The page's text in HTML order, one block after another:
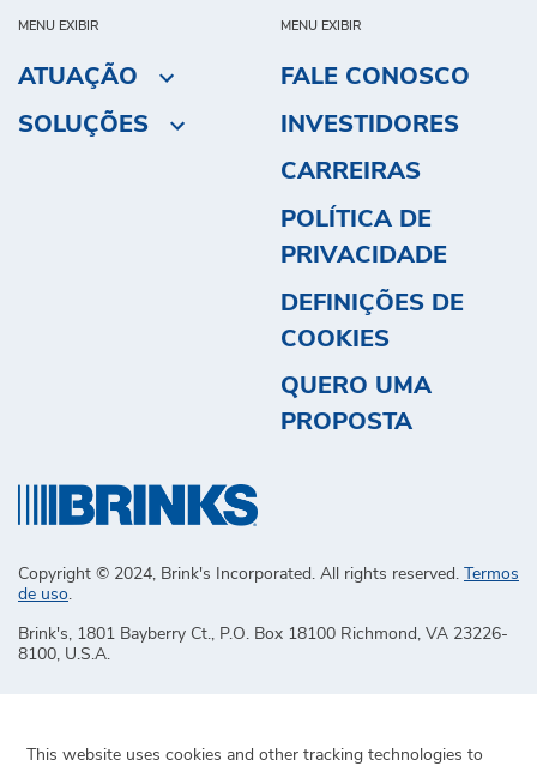
MENU EXIBIR
ATUAÇÃO
SOLUÇÕES
MENU EXIBIR
FALE CONOSCO
INVESTIDORES
CARREIRAS
POLÍTICA DE
PRIVACIDADE
DEFINIÇÕES DE
COOKIES
QUERO UMA
PROPOSTA
Copyright © 2024, Brink's Incorporated. All rights reserved.
Termos
de uso.
Brink's, 1801 Bayberry Ct., P.O. Box 18100 Richmond, VA 23226-
8100, U.S.A.
This website uses cookies and other tracking technologies to